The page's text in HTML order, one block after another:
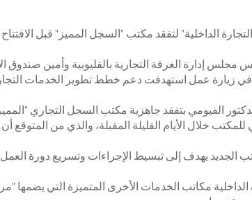
الداخلية" لتفقد مكتب "السجل المميز" قبل
مجلس إدارة الغرفة التجارية بالقليوبية وأمين صندوق
له في زيارة عمل استهدفت دعم خطط تطوير الخدمات
الفيومي بتفقد جاهزية مكتب السجل التجاري "المميز"
للمكتب خلال الأيام القليلة المقبلة، والذي من المتوقع
الجديد يهدف إلى تبسيط الإجراءات وتسريع دورة
مكاتب الخدمات الأخرى المتميزة التي يضمها